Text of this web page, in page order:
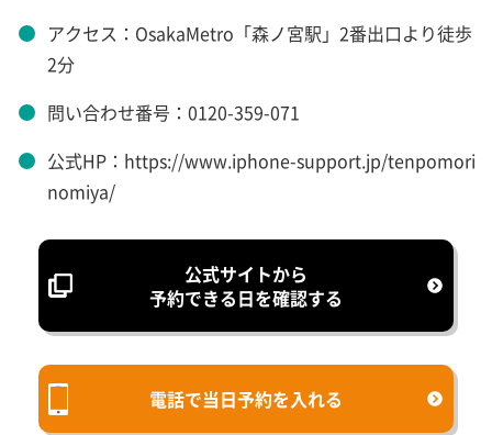
アクセス：OsakaMetro「森ノ宮駅」2番出口より徒歩
2分
問い合わせ番号：0120-359-071
公式HP：https://www.iphone-support.jp/tenpomori
nomiya/
公式サイトから
予約できる日を確認する
電話で当日予約を入れる